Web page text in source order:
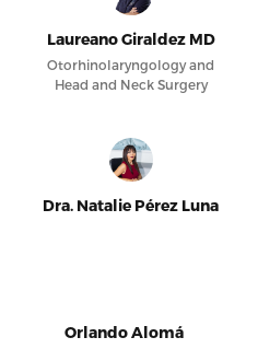
Laureano Giraldez MD
Otorhinolaryngology and
Head and Neck Surgery
Dra. Natalie Pérez Luna
Orlando Alomá